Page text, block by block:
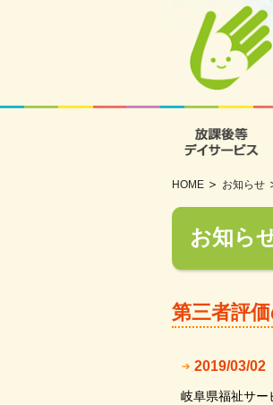
HOME お知らせ
お知ら
第三者評
2019/03/02
岐阜県福祉サー